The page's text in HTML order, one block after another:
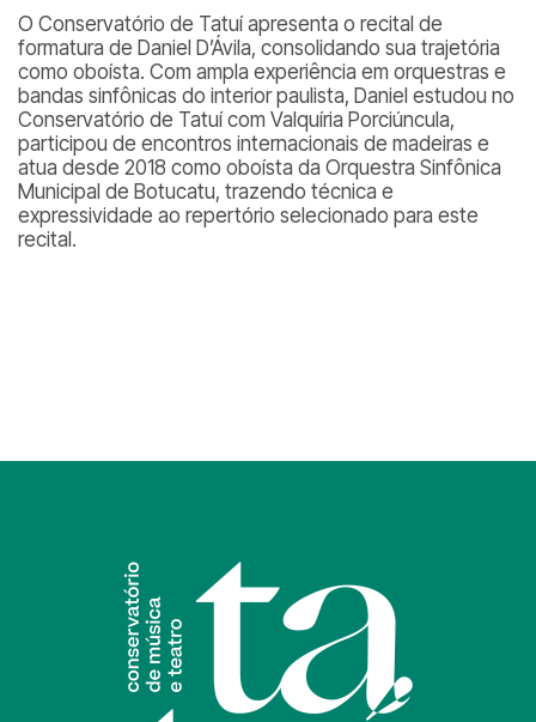
O Conservatório de Tatuí apresenta o recital de
formatura de Daniel D’Ávila, consolidando sua trajetória
como oboísta. Com ampla experiência em orquestras e
bandas sinfônicas do interior paulista, Daniel estudou no
Conservatório de Tatuí com Valquíria Porciúncula,
participou de encontros internacionais de madeiras e
atua desde 2018 como oboísta da Orquestra Sinfônica
Municipal de Botucatu, trazendo técnica e
expressividade ao repertório selecionado para este
recital.